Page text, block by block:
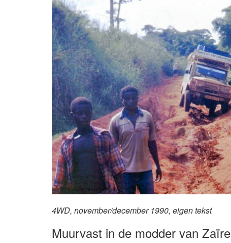
4WD, november/december 1990, eigen tekst
Muurvast in de modder van Zaïre